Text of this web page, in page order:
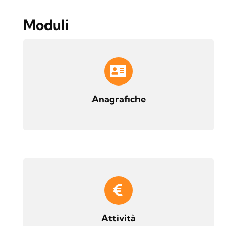
Moduli
Anagrafiche
Attività